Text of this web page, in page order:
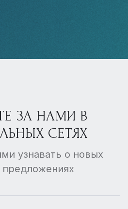
ЗА НАМИ В
СЕТЯХ
узнавать о новых
предложениях